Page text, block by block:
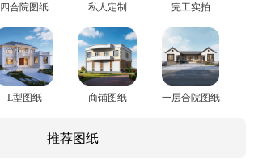
四合院图纸 私人定制 完工实拍
L型图纸 商铺图纸 一层合院图纸
推荐图纸